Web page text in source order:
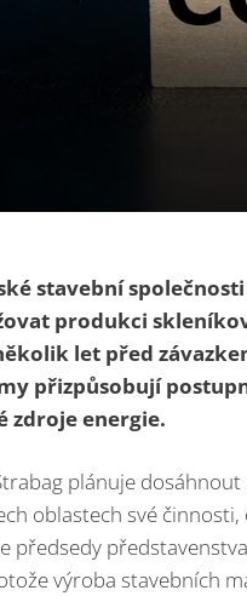
stavební
produkci
let před
přizpůsobují
zdroje energie.
plánuje
oblastech své
předsedy
výroba stavebních